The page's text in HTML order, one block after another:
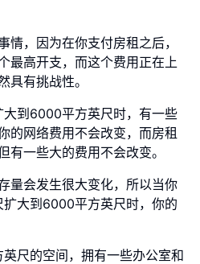
情，因为在你支付房租之后，
最高开支，而这个费用正在上
具有挑战性。
到6000平方英尺时，有一些
的网络费用不会改变，而房租
有一些大的费用不会改变。
量会发生很大变化，所以当你
大到6000平方英尺时，你的
尺的空间，拥有一些办公室和